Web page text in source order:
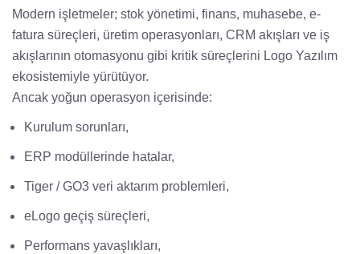
Modern işletmeler; stok yönetimi, finans, muhasebe, e-
fatura süreçleri, üretim operasyonları, CRM akışları ve iş
akışlarının otomasyonu gibi kritik süreçlerini Logo Yazılım
ekosistemiyle yürütüyor.
Ancak yoğun operasyon içerisinde:
Kurulum sorunları,
ERP modüllerinde hatalar,
Tiger / GO3 veri aktarım problemleri,
eLogo geçiş süreçleri,
Performans yavaşlıkları,